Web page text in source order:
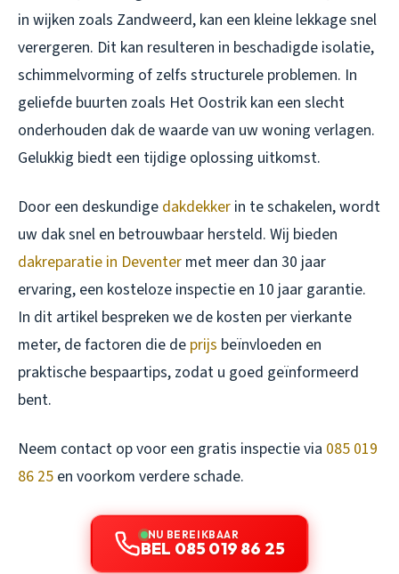
in wijken zoals Zandweerd, kan een kleine lekkage snel
verergeren. Dit kan resulteren in beschadigde isolatie,
schimmelvorming of zelfs structurele problemen. In
geliefde buurten zoals Het Oostrik kan een slecht
onderhouden dak de waarde van uw woning verlagen.
Gelukkig biedt een tijdige oplossing uitkomst.
Door een deskundige dakdekker in te schakelen, wordt
uw dak snel en betrouwbaar hersteld. Wij bieden
dakreparatie in Deventer met meer dan 30 jaar
ervaring, een kosteloze inspectie en 10 jaar garantie.
In dit artikel bespreken we de kosten per vierkante
meter, de factoren die de prijs beïnvloeden en
praktische bespaartips, zodat u goed geïnformeerd
bent.
Neem contact op voor een gratis inspectie via 085 019
86 25 en voorkom verdere schade.
NU BEREIKBAAR
BEL 085 019 86 25